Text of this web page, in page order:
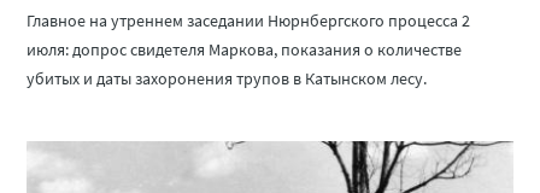
Главное на утреннем заседании Нюрнбергского процесса 2
июля: допрос свидетеля Маркова, показания о количестве
убитых и даты захоронения трупов в Катынском лесу.